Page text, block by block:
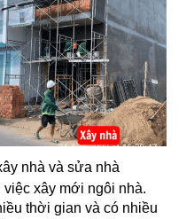
nhà và sửa nhà
xây mới ngôi nhà.
thời gian và có nhiều